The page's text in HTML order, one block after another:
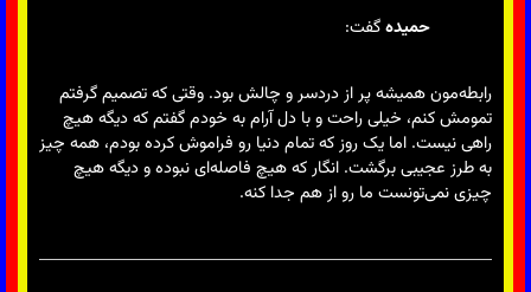
حمیدهگفت:
رابطه‌مون همیشه پر از دردسر و چالش بود. وقتی که تصمیم گرفتم
تمومش کنم، خیلی راحت و با دل آرام به خودم گفتم که دیگه هیچ
راهی نیست. اما یک روز که تمام دنیا رو فراموش کرده بودم، همه چیز
به طرز عجیبی برگشت. انگار که هیچ فاصله‌ای نبوده و دیگه هیچ
چیزی نمی‌تونست ما رو از هم جدا کنه.